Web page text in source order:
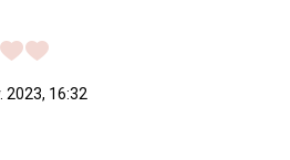
2023, 16:32